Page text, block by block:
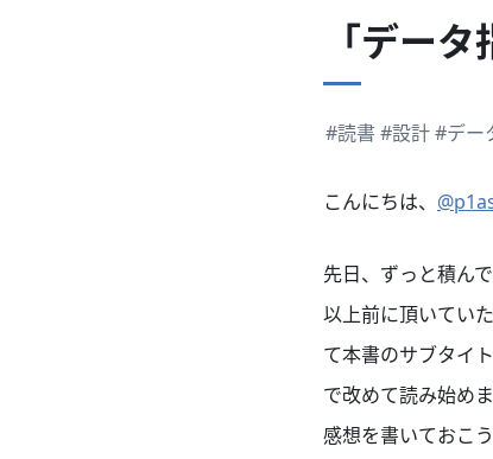
「デー
#読書 #設計#デー
こんにちは、
先日、ずっと積ん
以上前に頂いてい
て本書のサブタイ
で改めて読み始め
感想を書いておこう